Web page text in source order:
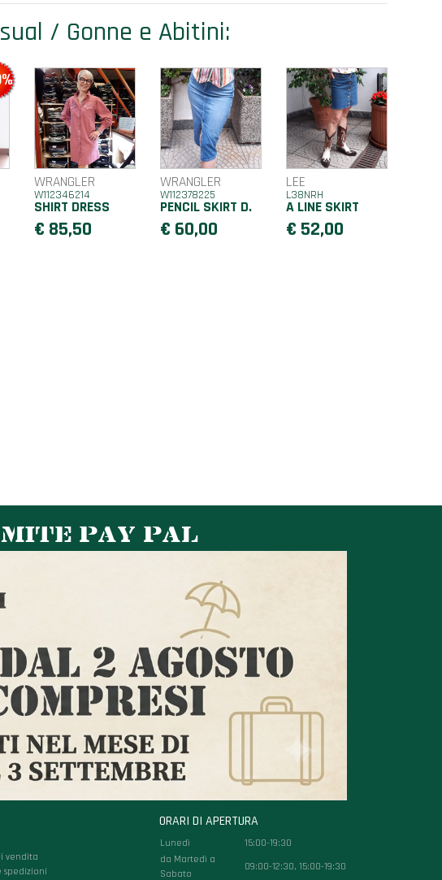
/ Gonne e Abitini:
WRANGLER
W112346214
SHIRT DRESS
€ 85,50
WRANGLER
W112378225
PENCIL SKIRT D.
€ 60,00
LEE
L38NRH
A LINE SKIRT
€ 52,00
PAY PAL
vendita
spedizioni
ORARI DI APERTURA
Lunedì
15:00-19:30
da Martedì a
Sabato
09:00-12:30, 15:00-19:30